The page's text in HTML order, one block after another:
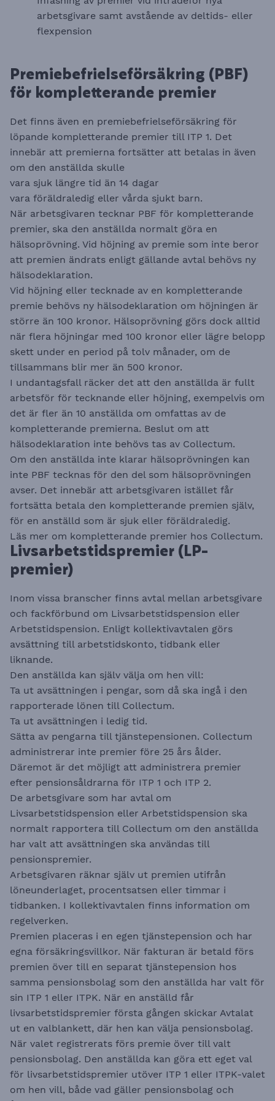
arbetsgivare samt avstående av deltids- eller
flexpension
Premiebefrielseförsäkring (PBF)
för kompletterande premier
Det finns även en premiebefrielseförsäkring för
löpande kompletterande premier till ITP 1. Det
innebär att premierna fortsätter att betalas in även
om den anställda skulle
vara sjuk längre tid än 14 dagar
vara föräldraledig eller vårda sjukt barn.
När arbetsgivaren tecknar PBF för kompletterande
premier, ska den anställda normalt göra en
hälsoprövning. Vid höjning av premie som inte beror
att premien ändrats enligt gällande avtal behövs ny
hälsodeklaration.
Vid höjning eller tecknade av en kompletterande
premie behövs ny hälsodeklaration om höjningen är
större än 100 kronor. Hälsoprövning görs dock alltid
när flera höjningar med 100 kronor eller lägre belopp
skett under en period på tolv månader, om de
tillsammans blir mer än 500 kronor.
I undantagsfall räcker det att den anställda är fullt
arbetsför för tecknande eller höjning, exempelvis om
det är fler än 10 anställda om omfattas av de
kompletterande premierna. Beslut om att
hälsodeklaration inte behövs tas av Collectum.
Om den anställda inte klarar hälsoprövningen kan
inte PBF tecknas för den del som hälsoprövningen
avser. Det innebär att arbetsgivaren istället får
fortsätta betala den kompletterande premien själv,
för en anställd som är sjuk eller föräldraledig.
Läs mer om kompletterande premier hos Collectum.​​​​​​​
Livsarbetstidspremier (LP-
premier)
Inom vissa branscher finns avtal mellan arbetsgivare
och fackförbund om Livsarbetstidspension eller
Arbetstids­pension. Enligt kollektivavtalen görs
avsättning till arbetstidskonto, tidbank eller
liknande.
Den anställda kan själv välja om hen vill:
Ta ut avsättningen i pengar, som då ska ingå i den
rapporterade lönen till Collectum.
Ta ut avsättningen i ledig tid.
Sätta av pengarna till tjänstepensionen. Collectum
administrerar inte premier före 25 års ålder.
Däremot är det möjligt att administrera premier
efter pensionsåldrarna för ITP 1 och ITP 2.
De arbetsgivare som har avtal om
Livsarbetstidspension eller Arbetstidspension ska
normalt rapportera till Collectum om den anställda
har valt att avsättningen ska användas till
pensionspremier.
Arbetsgivaren räknar själv ut premien utifrån
löneunderlaget, procentsatsen eller timmar i
tidbanken. I kollektivavtalen finns information om
regelverken.
Premien placeras i en egen tjänstepension och har
egna försäkringsvillkor. När fakturan är betald förs
premien över till en separat tjänstepension hos
samma pensionsbolag som den anställda har valt för
sin ITP 1 eller ITPK. När en anställd får
livsarbetstidspremier första gången skickar Avtalat
ut en valblankett, där hen kan välja pensionsbolag.
När valet registrerats förs premie över till valt
pensionsbolag. Den anställda kan göra ett eget val
för livsarbetstidspremier utöver ITP 1 eller ITPK-valet
om hen vill, både vad gäller pensionsbolag och